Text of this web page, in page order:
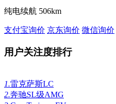
纯电续航 506km
支付宝询价 京东询价 微信询价
用户关注度排行
1.雷克萨斯LC
2.奔驰SL级AMG